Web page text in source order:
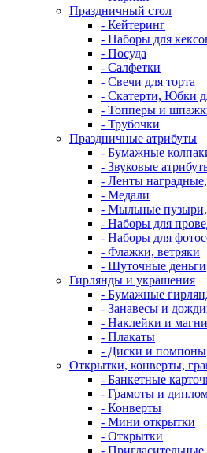
Праздничный стол
- Кейтеринг
- Наборы для
- Посуда
- Салфетки
- Свечи для торта
- Скатерти, Юбки
- Топперы и
- Трубочки
Праздничные атрибуты
- Бумажные
- Звуковые
- Ленты
- Медали
- Мыльные
- Наборы для
- Наборы для
- Флажки, ветряки
- Шуточные деньги
Гирлянды и украшения
- Бумажные
- Занавесы и
- Наклейки и
- Плакаты
- Диски и помпоны
Открытки, конверты,
- Банкетные
- Грамоты и
- Конверты
- Мини открытки
- Открытки
- Пригласительные